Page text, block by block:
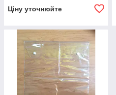
Ціну уточнюйте